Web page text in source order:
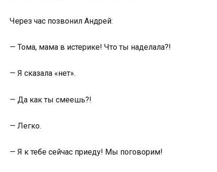
Через час позвонил Андрей:
— Тома, мама в истерике! Что ты наделала?!
— Я сказала «нет».
— Да как ты смеешь?!
— Легко.
— Я к тебе сейчас приеду! Мы поговорим!